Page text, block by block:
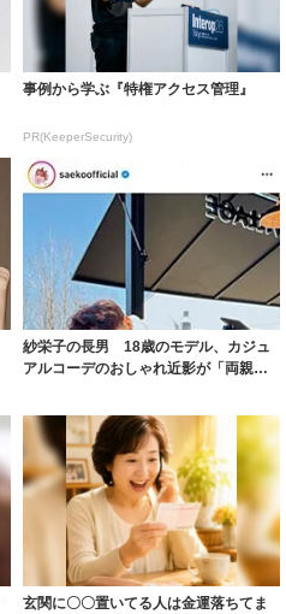
事例から学ぶ『特権アクセス管理』
PR(KeeperSecurity)
紗栄子の長男 18歳のモデル、カジュ
アルコーデのおしゃれ近影が「両親の
玄関に〇〇置いてる人は金運落ちてま